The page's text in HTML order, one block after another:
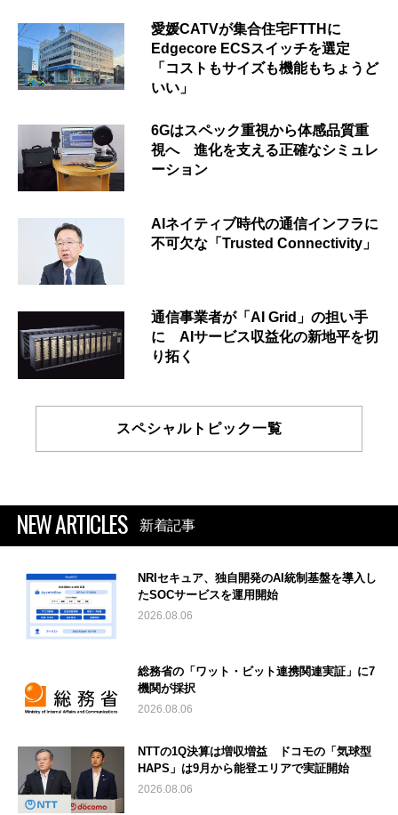
愛媛CATVが集合住宅FTTHに
Edgecore ECSスイッチを選定
「コストもサイズも機能もちょうど
いい」
6Gはスペック重視から体感品質重
視へ 進化を支える正確なシミュレ
ーション
AIネイティブ時代の通信インフラに
不可欠な「Trusted Connectivity」
通信事業者が「AI Grid」の担い手
に AIサービス収益化の新地平を切
り拓く
スペシャルトピック一覧
NEW ARTICLES 新着記事
NRIセキュア、独自開発のAI統制基盤を導入し
たSOCサービスを運用開始
2026.08.06
総務省の「ワット・ビット連携関連実証」に7
機関が採択
2026.08.06
NTTの1Q決算は増収増益 ドコモの「気球型
HAPS」は9月から能登エリアで実証開始
2026.08.06